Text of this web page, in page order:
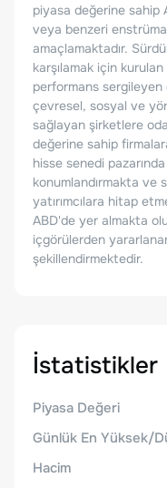
piyasa değerine sahip
veya benzeri
amaçlamaktadır.
karşılamak için
performans sergileyen
çevresel, sosyal ve
sağlayan şirketlere
değerine sahip
hisse senedi
konumlandırmakta ve
yatırımcılara hitap
ABD'de yer almakta
içgörülerden
şekillendirmektedir.
İstatistikler
Piyasa Değeri
Günlük En Yüksek/
Hacim